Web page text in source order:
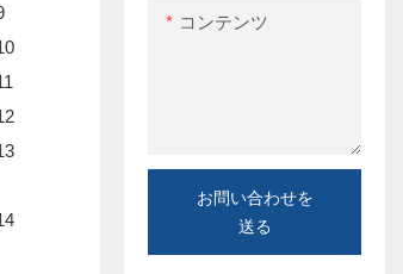
コンテンツ
お問い合わせを
送る